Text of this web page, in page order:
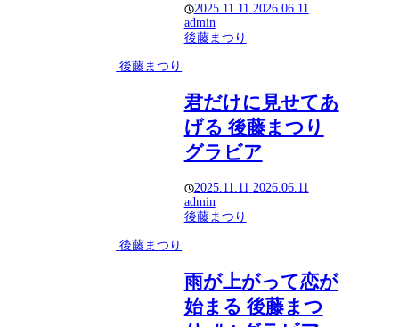
2025.11.11 2026.06.11
admin
後藤まつり
後藤まつり
君だけに見せてあ
げる 後藤まつり
グラビア
2025.11.11 2026.06.11
admin
後藤まつり
後藤まつり
雨が上がって恋が
始まる 後藤まつ